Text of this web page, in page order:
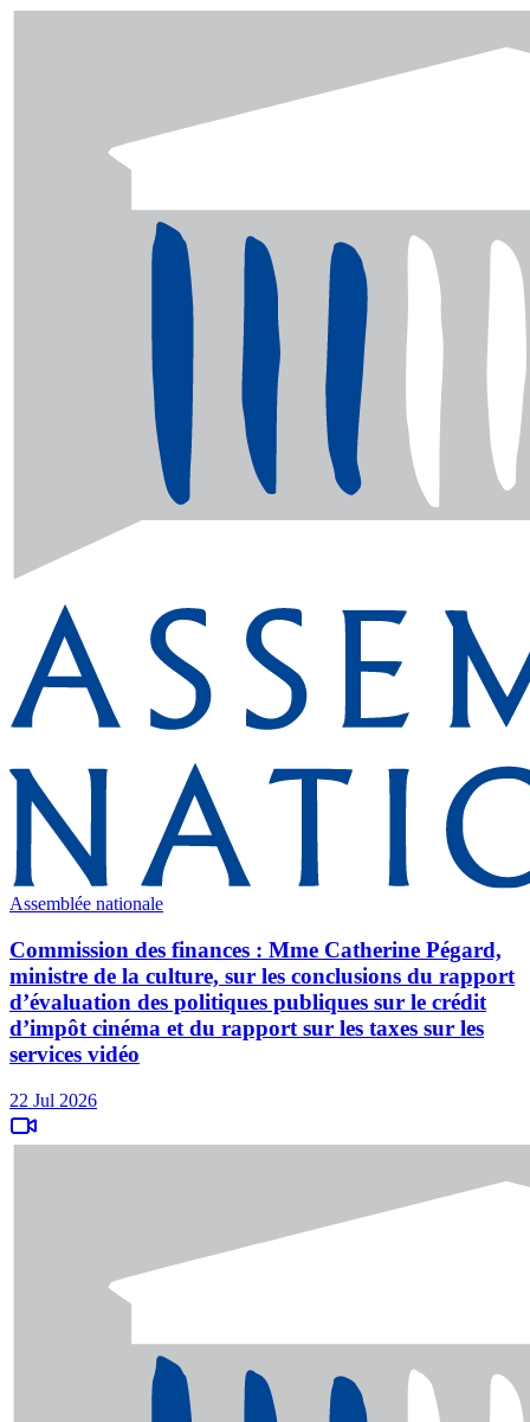
Assemblée nationale
Commission des finances : Mme Catherine Pégard,
ministre de la culture, sur les conclusions du rapport
d’évaluation des politiques publiques sur le crédit
d’impôt cinéma et du rapport sur les taxes sur les
services vidéo
22 Jul 2026